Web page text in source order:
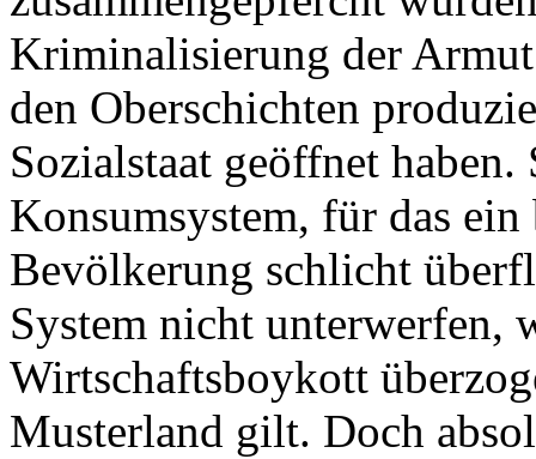
Kriminalisierung der
den Oberschichten
Sozialstaat geöffnet
Konsumsystem, für das
Bevölkerung schlicht
System nicht unterwerfen,
Wirtschaftsboykott
Musterland gilt. Doch